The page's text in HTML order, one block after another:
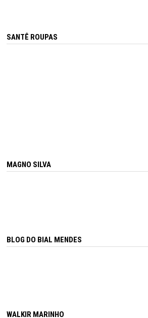
SANTÊ ROUPAS
MAGNO SILVA
BLOG DO BIAL MENDES
WALKIR MARINHO